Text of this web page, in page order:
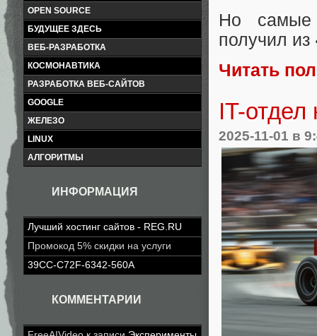
OPEN SOURCE
БУДУЩЕЕ ЗДЕСЬ
ВЕБ-РАЗРАБОТКА
КОСМОНАВТИКА
РАЗРАБОТКА ВЕБ-САЙТОВ
GOOGLE
ЖЕЛЕЗО
LINUX
АЛГОРИТМЫ
ИНФОРМАЦИЯ
Лучший хостинг сайтов - REG.RU
Промокод 5% скидки на услуги
39CC-C72F-6342-560A
КОММЕНТАРИИ
Но самые
получил
Читать
IT-отдел
2025-11-01 в